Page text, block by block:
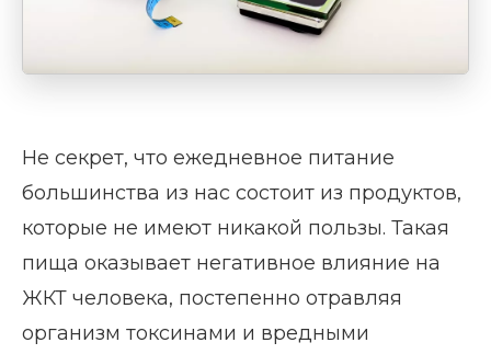
Не секрет, что ежедневное питание
большинства из нас состоит из продуктов,
которые не имеют никакой пользы. Такая
пища оказывает негативное влияние на
ЖКТ человека, постепенно отравляя
организм токсинами и вредными